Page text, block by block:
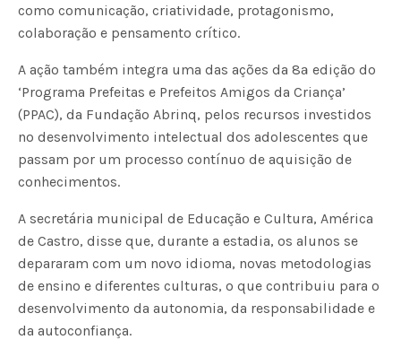
como comunicação, criatividade, protagonismo,
colaboração e pensamento crítico.
A ação também integra uma das ações da 8ª edição do
‘Programa Prefeitas e Prefeitos Amigos da Criança’
(PPAC), da Fundação Abrinq, pelos recursos investidos
no desenvolvimento intelectual dos adolescentes que
passam por um processo contínuo de aquisição de
conhecimentos.
A secretária municipal de Educação e Cultura, América
de Castro, disse que, durante a estadia, os alunos se
depararam com um novo idioma, novas metodologias
de ensino e diferentes culturas, o que contribuiu para o
desenvolvimento da autonomia, da responsabilidade e
da autoconfiança.